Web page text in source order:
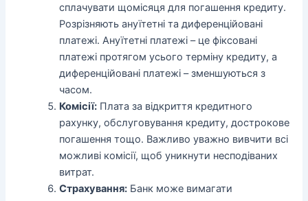
сплачувати щомісяця для погашення кредиту.
Розрізняють ануїтетні та диференційовані
платежі. Ануїтетні платежі – це фіксовані
платежі протягом усього терміну кредиту, а
диференційовані платежі – зменшуються з
часом.
Комісії: Плата за відкриття кредитного
рахунку, обслуговування кредиту, дострокове
погашення тощо. Важливо уважно вивчити всі
можливі комісії, щоб уникнути несподіваних
витрат.
Страхування: Банк може вимагати